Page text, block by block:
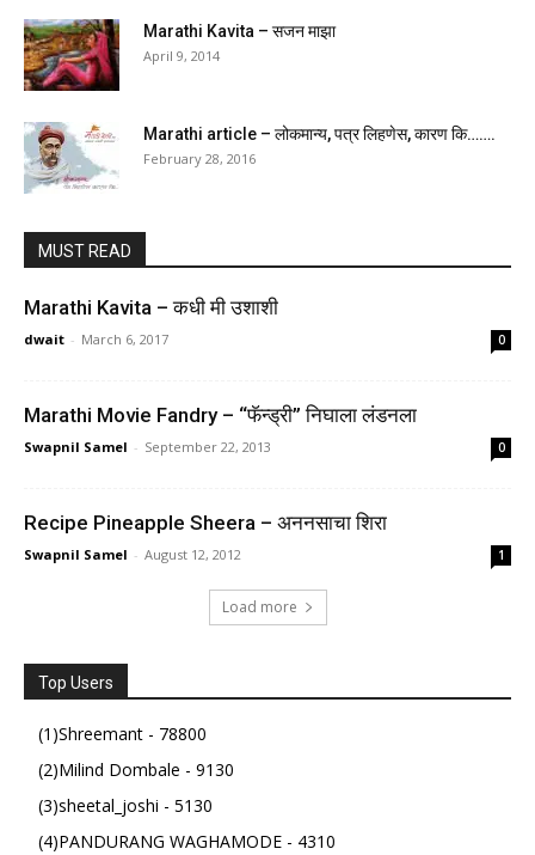
Marathi Kavita – सजन माझा
April 9, 2014
Marathi article – लोकमान्य, पत्र लिहणेस, कारण कि…….
February 28, 2016
MUST READ
Marathi Kavita – कधी मी उशाशी
dwait - March 6, 2017 0
Marathi Movie Fandry – “फॅन्ड्री” निघाला लंडनला
Swapnil Samel - September 22, 2013 0
Recipe Pineapple Sheera – अननसाचा शिरा
Swapnil Samel - August 12, 2012 1
Load more
Top Users
(1)Shreemant - 78800
(2)Milind Dombale - 9130
(3)sheetal_joshi - 5130
(4)PANDURANG WAGHAMODE - 4310